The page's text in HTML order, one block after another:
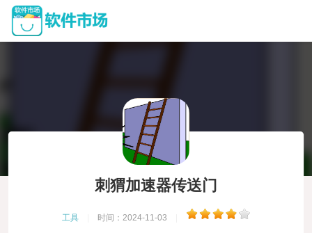
刺猬加速器传送门
工具 时间：2024-11-03